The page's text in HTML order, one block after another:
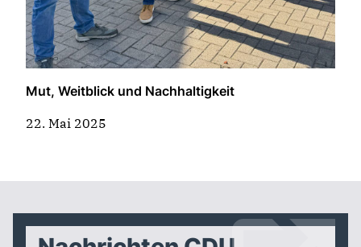
Mut, Weitblick und Nachhaltigkeit
22. Mai 2025